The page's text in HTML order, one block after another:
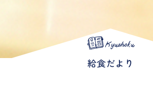
Kyushoku
給食だより